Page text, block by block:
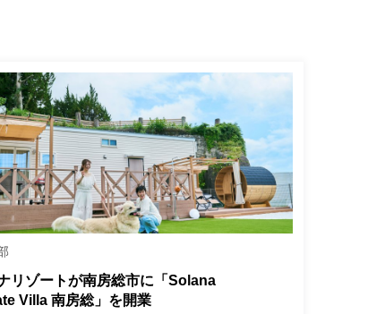
リゾートが南房総市に「Solana
Villa 南房総」を開業